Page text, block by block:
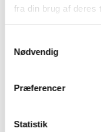
fra din brug af deres
Nødvendig
Præferencer
Statistik